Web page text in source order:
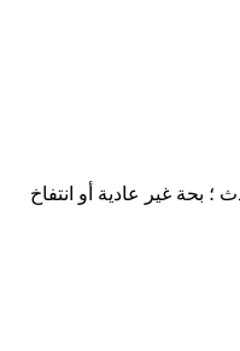
بحة غير عادية أو انتفاخ